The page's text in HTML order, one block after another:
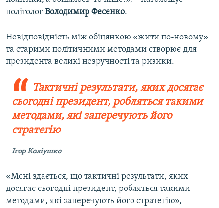
політолог Володимир Фесенко.
Невідповідність між обіцянкою «жити по-новому»
та старими політичними методами створює для
президента великі незручності та ризики.
Тактичні результати, яких досягає
сьогодні президент, робляться такими
методами, які заперечують його
стратегію
Ігор Коліушко
«Мені здається, що тактичні результати, яких
досягає сьогодні президент, робляться такими
методами, які заперечують його стратегію», –